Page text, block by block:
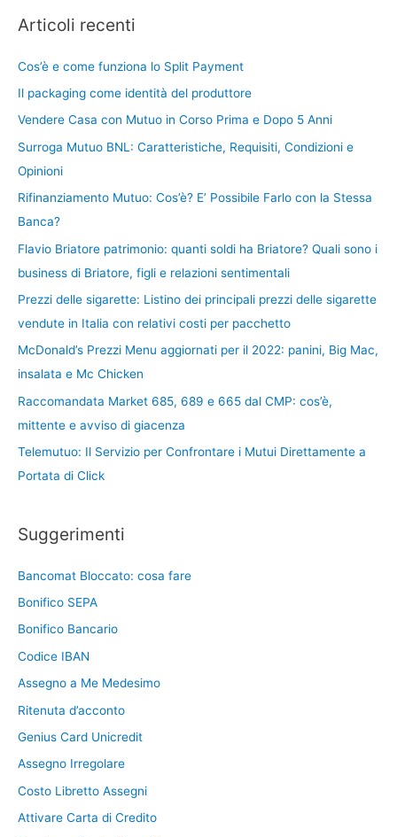
Articoli recenti
Cos’è e come funziona lo Split Payment
Il packaging come identità del produttore
Vendere Casa con Mutuo in Corso Prima e Dopo 5 Anni
Surroga Mutuo BNL: Caratteristiche, Requisiti, Condizioni e
Opinioni
Rifinanziamento Mutuo: Cos’è? E’ Possibile Farlo con la Stessa
Banca?
Flavio Briatore patrimonio: quanti soldi ha Briatore? Quali sono i
business di Briatore, figli e relazioni sentimentali
Prezzi delle sigarette: Listino dei principali prezzi delle sigarette
vendute in Italia con relativi costi per pacchetto
McDonald’s Prezzi Menu aggiornati per il 2022: panini, Big Mac,
insalata e Mc Chicken
Raccomandata Market 685, 689 e 665 dal CMP: cos’è,
mittente e avviso di giacenza
Telemutuo: Il Servizio per Confrontare i Mutui Direttamente a
Portata di Click
Suggerimenti
Bancomat Bloccato: cosa fare
Bonifico SEPA
Bonifico Bancario
Codice IBAN
Assegno a Me Medesimo
Ritenuta d’acconto
Genius Card Unicredit
Assegno Irregolare
Costo Libretto Assegni
Attivare Carta di Credito